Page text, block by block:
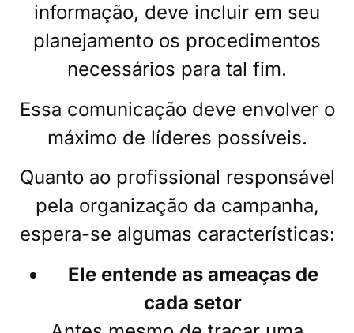
informação, deve incluir em seu
planejamento os procedimentos
necessários para tal fim.
Essa comunicação deve envolver o
máximo de líderes possíveis.
Quanto ao profissional responsável
pela organização da campanha,
espera-se algumas características:
Ele entende as ameaças de
cada setor